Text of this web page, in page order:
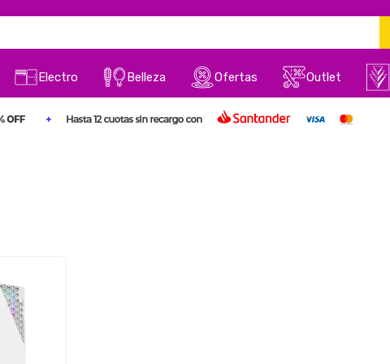
Electro Belleza Ofertas Outlet